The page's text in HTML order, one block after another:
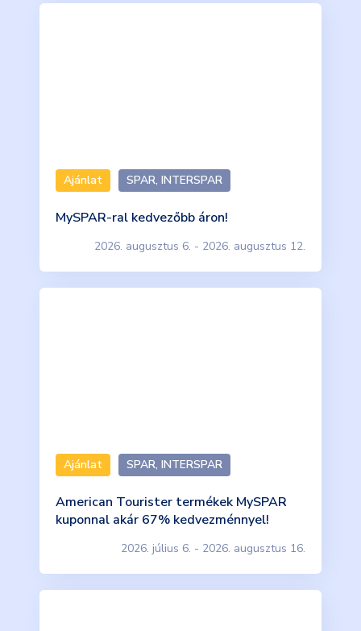
Ajánlat SPAR, INTERSPAR
MySPAR-ral kedvezőbb áron!
2026. augusztus 6. - 2026. augusztus 12.
Ajánlat SPAR, INTERSPAR
American Tourister termékek MySPAR
kuponnal akár 67% kedvezménnyel!
2026. július 6. - 2026. augusztus 16.